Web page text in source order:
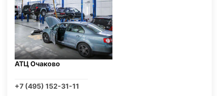
АТЦ Очаково
+7 (495) 152-31-11